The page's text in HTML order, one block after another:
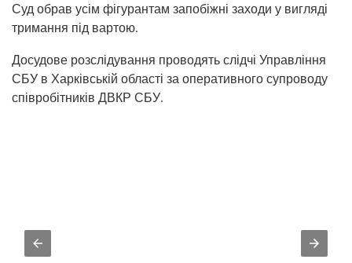
Суд обрав усім фігурантам запобіжні заходи у вигляді
тримання під вартою.
Досудове розслідування проводять слідчі Управління
СБУ в Харківській області за оперативного супроводу
співробітників ДВКР СБУ.